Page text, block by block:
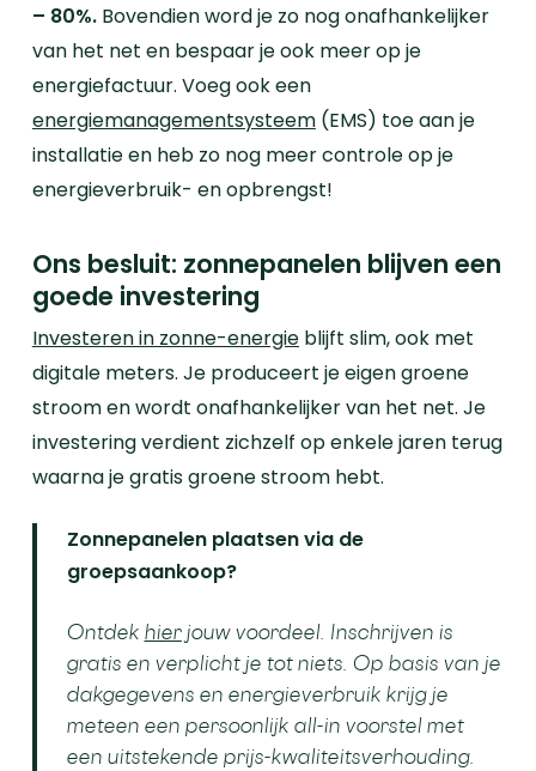
– 80%.Bovendien word je zo nog onafhankelijker
van het net en bespaar je ook meer op je
energiefactuur. Voeg ook een
energiemanagementsysteem(EMS) toe aan je
installatie en heb zo nog meer controle op je
energieverbruik- en opbrengst!
Ons besluit: zonnepanelen blijven een
goede investering
Investeren in zonne-energieblijft slim, ook met
digitale meters. Je produceert je eigen groene
stroom en wordt onafhankelijker van het net. Je
investering verdient zichzelf op enkele jaren terug
waarna je gratis groene stroom hebt.
Zonnepanelen plaatsen via de
groepsaankoop?
Ontdek hierjouw voordeel. Inschrijven is
gratis en verplicht je tot niets. Op basis van je
dakgegevens en energieverbruik krijg je
meteen een persoonlijk all-in voorstel met
een uitstekende prijs-kwaliteitsverhouding.